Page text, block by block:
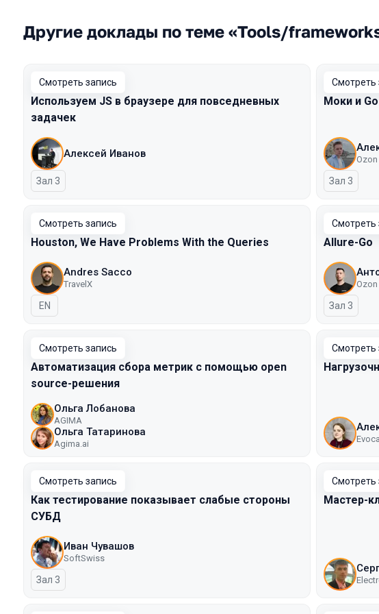
Другие доклады по теме «Tools/
Смотреть запись
Используем JS в браузере для повседневных
задачек
Алексей Иванов
Зал 3
Смотреть
Моки и Go
Ozon
Зал 3
Смотреть запись
Houston, We Have Problems With the Queries
Andres Sacco
TravelX
На английском языке
EN
Смотреть
Allure-Go
Ozon
Зал 3
Смотреть запись
Автоматизация сбора метрик с помощью open
source-решения
Ольга Лобанова
AGIMA
Ольга Татаринова
Agima.ai
Смотреть
Смотреть запись
Как тестирование показывает слабые стороны
СУБД
Иван Чувашов
SoftSwiss
Зал 3
Смотреть
Мастер-